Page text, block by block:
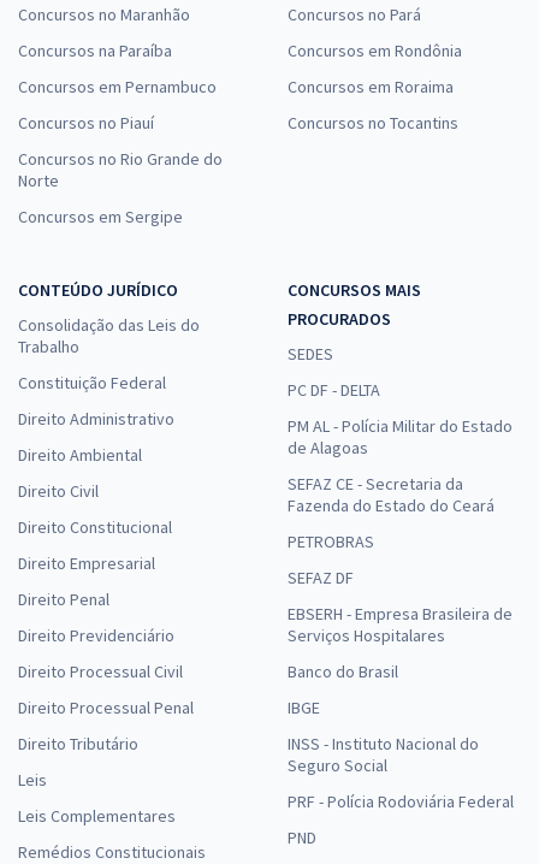
Concursos no Maranhão
Concursos na Paraíba
Concursos em Pernambuco
Concursos no Piauí
Concursos no Rio Grande do
Norte
Concursos em Sergipe
Concursos no Pará
Concursos em Rondônia
Concursos em Roraima
Concursos no Tocantins
CONTEÚDO JURÍDICO
Consolidação das Leis do
Trabalho
Constituição Federal
Direito Administrativo
Direito Ambiental
Direito Civil
Direito Constitucional
Direito Empresarial
Direito Penal
Direito Previdenciário
Direito Processual Civil
Direito Processual Penal
Direito Tributário
Leis
Leis Complementares
Remédios Constitucionais
CONCURSOS MAIS
PROCURADOS
SEDES
PC DF - DELTA
PM AL - Polícia Militar do Estado
de Alagoas
SEFAZ CE - Secretaria da
Fazenda do Estado do Ceará
PETROBRAS
SEFAZ DF
EBSERH - Empresa Brasileira de
Serviços Hospitalares
Banco do Brasil
IBGE
INSS - Instituto Nacional do
Seguro Social
PRF - Polícia Rodoviária Federal
PND